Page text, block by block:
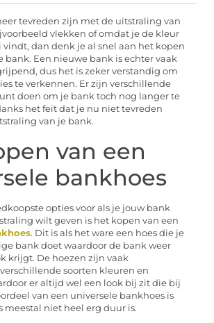
tevreden zijn met de uitstraling van
vlekken of omdat je de kleur
dan denk je al snel aan het kopen
bank. Een nieuwe bank is echter vaak
dus het is zeker verstandig om
te verkennen. Er zijn verschillende
doen om je bank toch nog langer te
het feit dat je nu niet tevreden
van je bank.
van een
bankhoes
opties voor als je jouw bank
wilt geven is het kopen van een
. Dit is als het ware een hoes die je
bank doet waardoor de bank weer
krijgt. De hoezen zijn vaak
soorten kleuren en
er altijd wel een look bij zit die bij
van een universele bankhoes is
meestal niet heel erg duur is.